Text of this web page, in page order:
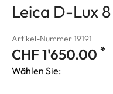
Leica D-Lux 8
Artikel-Nummer 19191
CHF 1'650.00 *
Wählen Sie: